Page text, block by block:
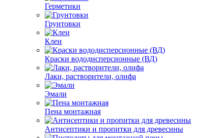
Герметики
Грунтовки
Клеи
Краски вододисперсионные (ВД)
Лаки, растворители, олифа
Эмали
Пена монтажная
Антисептики и пропитки для древесины